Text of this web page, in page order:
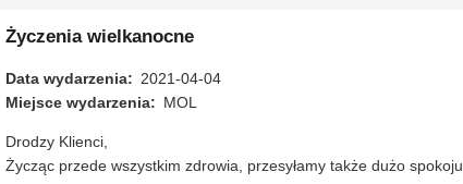
sprawnie
z
biblioteki
cyfrową?
Życzenia wielkanocne
Data wydarzenia
2021-04-04
Miejsce wydarzenia
MOL
Drodzy Klienci,
Życząc przede wszystkim zdrowia, przesyłamy także dużo spokoju.